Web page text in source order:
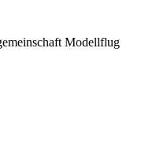
Modellflug